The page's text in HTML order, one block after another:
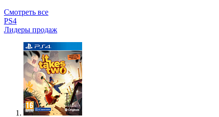
Смотреть все
PS4
Лидеры продаж